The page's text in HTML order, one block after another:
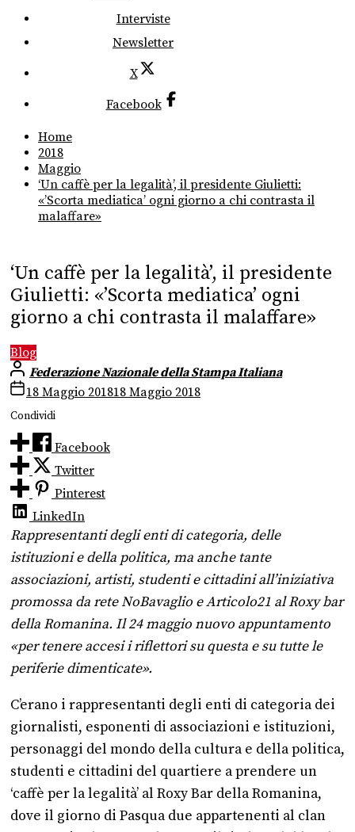
Interviste
Newsletter
X
Facebook
Home
2018
Maggio
‘Un caffè per la legalità’, il presidente Giulietti:
«’Scorta mediatica’ ogni giorno a chi contrasta il
malaffare»
‘Un caffè per la legalità’, il presidente
Giulietti: «’Scorta mediatica’ ogni
giorno a chi contrasta il malaffare»
Blog
Federazione Nazionale della Stampa Italiana
18 Maggio 201818 Maggio 2018
Condividi
Facebook
Twitter
Pinterest
LinkedIn
Rappresentanti degli enti di categoria, delle
istituzioni e della politica, ma anche tante
associazioni, artisti, studenti e cittadini all’iniziativa
promossa da rete NoBavaglio e Articolo21 al Roxy bar
della Romanina. Il 24 maggio nuovo appuntamento
«per tenere accesi i riflettori su questa e su tutte le
periferie dimenticate».
C’erano i rappresentanti degli enti di categoria dei
giornalisti, esponenti di associazioni e istituzioni,
personaggi del mondo della cultura e della politica,
studenti e cittadini del quartiere a prendere un
‘caffè per la legalità’ al Roxy Bar della Romanina,
dove il giorno di Pasqua due appartenenti al clan